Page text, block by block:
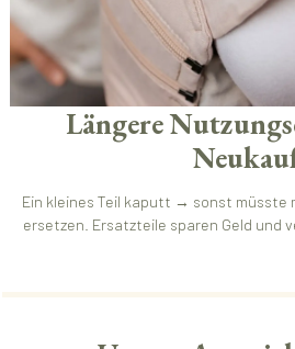
Längere
Ein kleines Teil kaputt → sonst müsste
ersetzen. Ersatzteile sparen Geld und